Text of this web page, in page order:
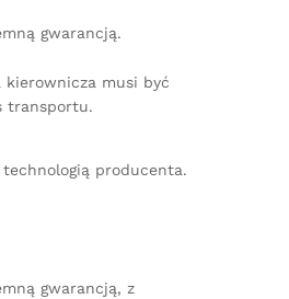
gwarancją.
kierownicza musi być
transportu.
producenta.
gwarancją, z